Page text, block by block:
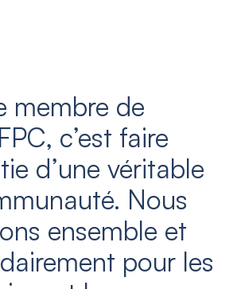
membre de
c’est faire
d’une véritable
Nous
ensemble et
pour les